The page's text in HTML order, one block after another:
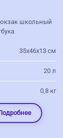
школьный
35х46х13 см
20 л
0,8 кг